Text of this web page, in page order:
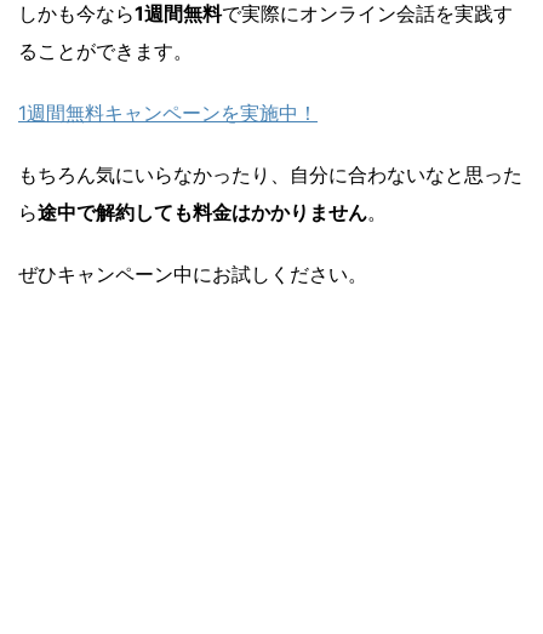
しかも今なら1週間無料で実際にオンライン会話を実践す
ることができます。
1週間無料キャンペーンを実施中！
もちろん気にいらなかったり、自分に合わないなと思った
ら途中で解約しても料金はかかりません。
ぜひキャンペーン中にお試しください。